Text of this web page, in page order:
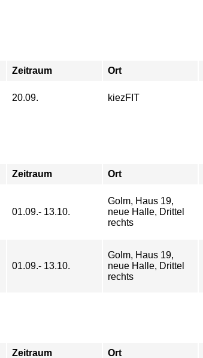
Zeitraum Ort
20.09. kiezFIT
Zeitraum Ort
01.09.- 13.10.
Golm, Haus 19,
neue Halle, Drittel
rechts
01.09.- 13.10.
Golm, Haus 19,
neue Halle, Drittel
rechts
Zeitraum Ort